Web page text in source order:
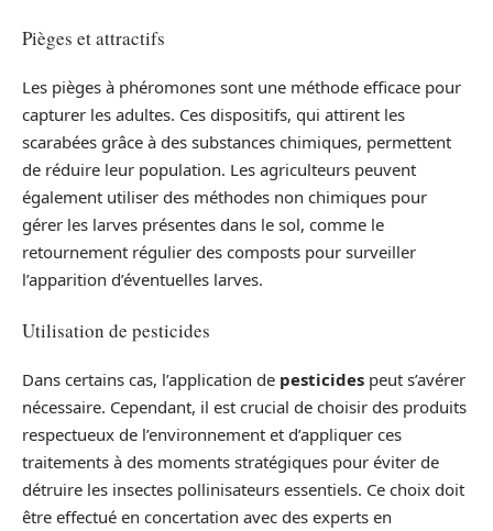
Pièges et attractifs
Les pièges à phéromones sont une méthode efficace pour
capturer les adultes. Ces dispositifs, qui attirent les
scarabées grâce à des substances chimiques, permettent
de réduire leur population. Les agriculteurs peuvent
également utiliser des méthodes non chimiques pour
gérer les larves présentes dans le sol, comme le
retournement régulier des composts pour surveiller
l’apparition d’éventuelles larves.
Utilisation de pesticides
Dans certains cas, l’application de pesticides peut s’avérer
nécessaire. Cependant, il est crucial de choisir des produits
respectueux de l’environnement et d’appliquer ces
traitements à des moments stratégiques pour éviter de
détruire les insectes pollinisateurs essentiels. Ce choix doit
être effectué en concertation avec des experts en